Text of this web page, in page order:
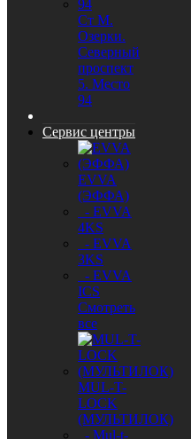
Ст М.
Озерки.
Северный
проспект
5. Место
94
Сервис центры
EVVA
(ЭФФА)
- EVVA
4KS
- EVVA
3KS
- EVVA
ICS
Смотреть
все
MUL-T-
LOCK
(МУЛЬТИЛОК)
- Mul-t-